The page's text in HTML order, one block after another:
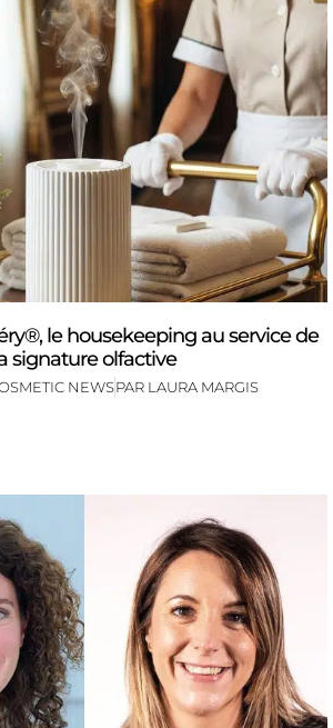
le housekeeping au service de
signature olfactive
NEWSPAR LAURA MARGIS